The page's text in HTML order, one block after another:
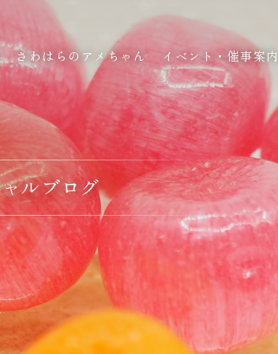
さわはらのアメちゃん イベント・催事案内
さわはらのアメちゃん イベント・催事案内